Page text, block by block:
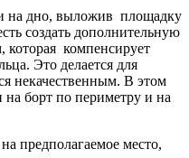
на дно, выложив площадку
создать дополнительную
компенсирует
Это делается для
некачественным. В этом
на борт по периметру и на
предполагаемое место,